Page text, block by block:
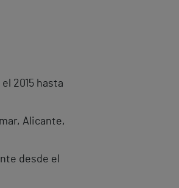
2015 hasta
Alicante,
desde el